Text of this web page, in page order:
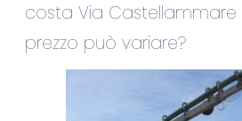
costa Via Castellammare
prezzo può variare?